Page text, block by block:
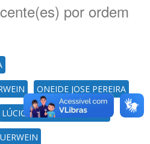
por ordem
ONEIDE JOSE PEREIRA
LÚCIO DE PAULA AMARAL